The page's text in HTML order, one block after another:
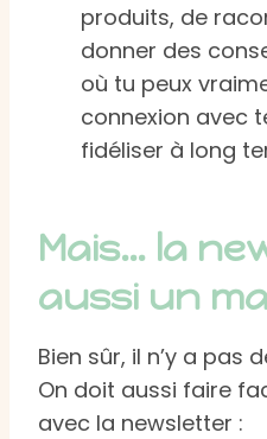
produits, de
donner des
où tu peux
connexion avec
fidéliser à long
Mais… la
aussi un
Bien sûr, il n’y a pas
On doit aussi faire
avec la newsletter :